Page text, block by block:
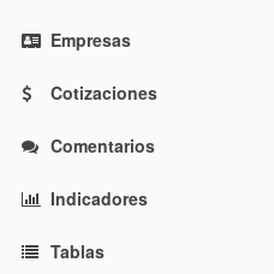
Empresas
Cotizaciones
Comentarios
Indicadores
Tablas